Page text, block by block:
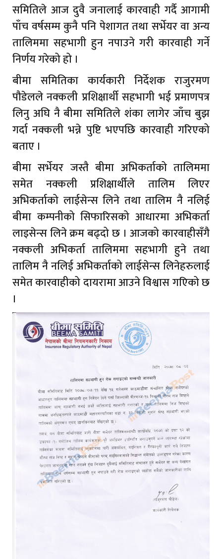
समितिले आज दुवै जनालाई कारवाही गर्दै आगामी
पाँच वर्षसम्म कुनै पनि पेशागत तथा सर्भेयर वा अन्य
तालिममा सहभागी हुन नपाउने गरी कारवाही गर्ने
निर्णय गरेको हो ।
बीमा समितिका कार्यकारी निर्देशक राजुरमण
पौडेलले नक्कली प्रशिक्षार्थी सहभागी भई प्रमाणपत्र
लिनु अघि नै बीमा समितिले शंका लागेर जाँच बुझ
गर्दा नक्कली भन्ने पुष्टि भएपछि कारवाही गरिएको
बताए ।
बीमा सर्भेयर जस्तै बीमा अभिकर्ताको तालिममा
समेत नक्कली प्रशिक्षार्थीले तालिम लिएर
अभिकर्ताको लाईसेन्स लिने तथा तालिम नै नलिई
बीमा कम्पनीको सिफारिसको आधारमा अभिकर्ता
लाइसेन्स लिने क्रम बढ्दो छ । आजको कारवाहीसँगै
नक्कली अभिकर्ता तालिममा सहभागी हुने तथा
तालिम नै नलिई अभिकर्ताको लाईसेन्स लिनेहरुलाई
समेत कारवाहीको दायरामा आउने विश्वास गएिको छ
।